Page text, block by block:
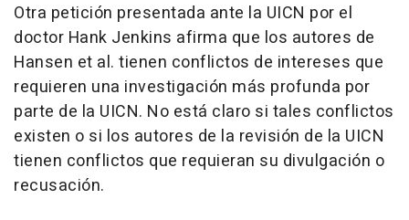
Otra petición presentada ante la UICN por el
doctor Hank Jenkins afirma que los autores de
Hansen et al. tienen conflictos de intereses que
requieren una investigación más profunda por
parte de la UICN. No está claro si tales conflictos
existen o si los autores de la revisión de la UICN
tienen conflictos que requieran su divulgación o
recusación.